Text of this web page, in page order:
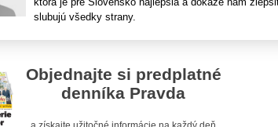
slubujú všedky strany.
Objednajte si predplatné
denníka Pravda